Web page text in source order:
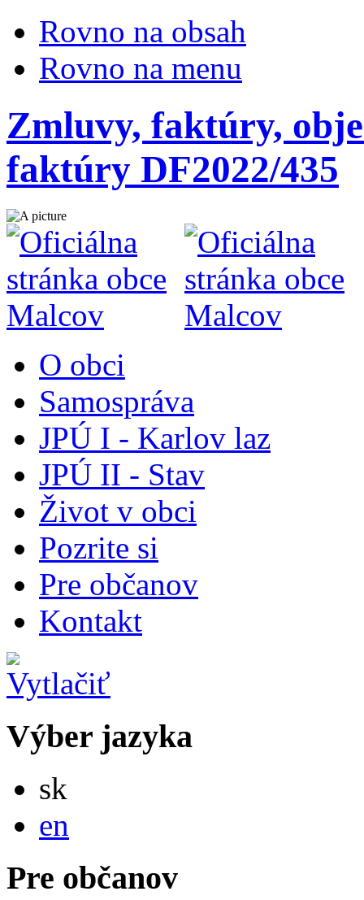
Rovno na obsah
Rovno na menu
Zmluvy, faktúry,
faktúry DF2022/435
O obci
Samospráva
JPÚ I - Karlov laz
JPÚ II - Stav
Život v obci
Pozrite si
Pre občanov
Kontakt
Výber jazyka
sk
en
Pre občanov